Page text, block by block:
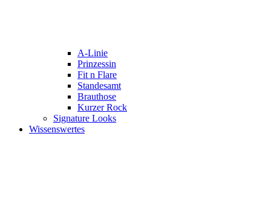
A-Linie
Prinzessin
Fit n Flare
Standesamt
Brauthose
Kurzer Rock
Signature Looks
Wissenswertes